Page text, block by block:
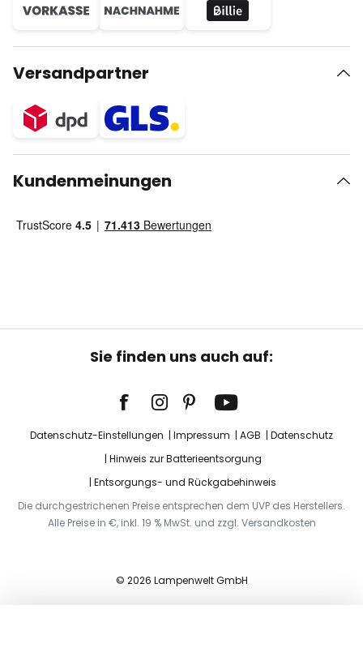
Versandpartner
Kundenmeinungen
Sie finden uns auch auf:
Datenschutz-Einstellungen Impressum AGB
Datenschutz
Hinweis zur Batterieentsorgung
Entsorgungs- und Rückgabehinweis
Die durchgestrichenen Preise entsprechen dem UVP des Herstellers.
Alle Preise in €, inkl. 19 % MwSt. und zzgl. Versandkosten
© 2026 Lampenwelt GmbH